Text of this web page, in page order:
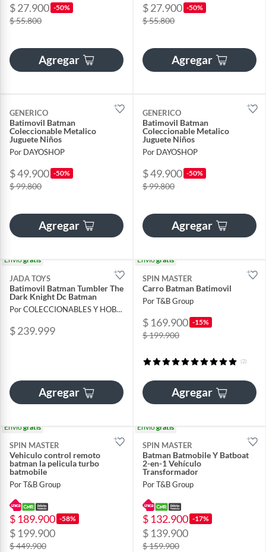
$ 27.900 -50%
$ 55.800
Agregar
$ 27.900 -50%
$ 55.800
Agregar
GENERICO
Batimovil Batman
Coleccionable Metalico
Juguete Niños
Por DAYOSHOP
$ 49.900 -50%
$ 99.800
Agregar
GENERICO
Batimovil Batman
Coleccionable Metalico
Juguete Niños
Por DAYOSHOP
$ 49.900 -50%
$ 99.800
Agregar
Envíogratis
JADA TOYS
Batimovil Batman Tumbler The
Dark Knight Dc Batman
Por COLECCIONABLES Y HOBBIES SOFITOYS
$ 239.999
Agregar
Envíogratis
SPIN MASTER
Carro Batman Batimovil
Por T&B Group
$ 169.900 -15%
$ 199.900
(2)
Agregar
Envíogratis
SPIN MASTER
Vehiculo control remoto
batman la pelicula turbo
batmobile
Por T&B Group
$ 189.900 -58%
$ 199.900
$ 449.900
Envíogratis
SPIN MASTER
Batman Batmobile Y Batboat
2-en-1 Vehículo
Transformador
Por T&B Group
$ 132.900 -17%
$ 139.900
$ 159.900